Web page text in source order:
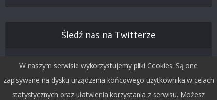
Śledź nas na Twitterze
W naszym serwisie wykorzystujemy pliki Cookies. Są one
zapisywane na dysku urządzenia końcowego użytkownika w celach
statystycznych oraz ułatwienia korzystania z serwisu. Możesz